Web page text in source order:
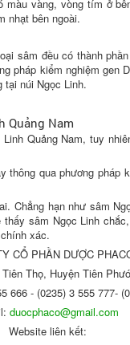
vàng, vòng tím ở
nhạt bên ngoài.
sâm đều có thành
pháp kiểm nghiệm
tại núi Ngọc Linh.
Quảng Nam
Quảng Nam, tuy
qua phương
Chẳng hạn như sâm
sâm Ngọc Linh
xác.
CỔ PHẦN DƯỢC
Thọ, Huyện Tiên
666 - (0235) 3 555 777-
duocphaco@gmail.com
Website liên kết: